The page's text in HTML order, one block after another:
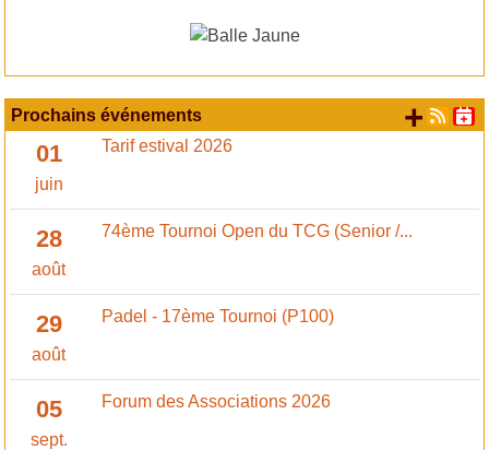
Prochains événements
01
juin
Tarif estival 2026
28
août
74ème Tournoi Open du TCG (Senior /...
29
août
Padel - 17ème Tournoi (P100)
05
sept.
Forum des Associations 2026
+